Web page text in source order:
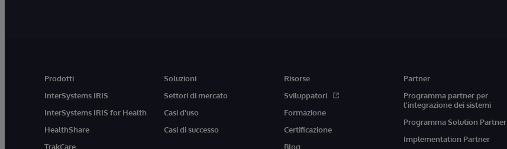
Prodotti
InterSystems IRIS
InterSystems IRIS for Health
HealthShare
TrakCare
Soluzioni
Settori di mercato
Casi d'uso
Casi di successo
Risorse
Sviluppatori
Formazione
Certificazione
Blog
Partner
Programma partner per
l'integrazione dei sistemi
Programma Solution Partner
Implementation Partner